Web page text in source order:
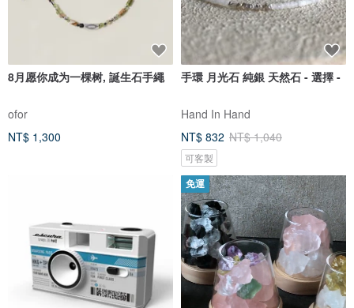
8月愿你成为一棵树, 誕生石手繩
ofor
NT$ 1,300
手環 月光石 純銀 天然石 - 選擇 -
Hand In Hand
NT$ 832 NT$ 1,040
可客製
免運